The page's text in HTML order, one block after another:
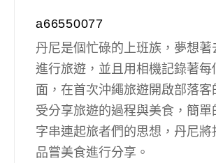
a66550077
丹尼是個忙碌的上班族，夢想著
進行旅遊，並且用相機記錄著每
面，在首次沖繩旅遊開啟部落客
受分享旅遊的過程與美食，簡單
字串連起旅者們的思想，丹尼將
品嘗美食進行分享。